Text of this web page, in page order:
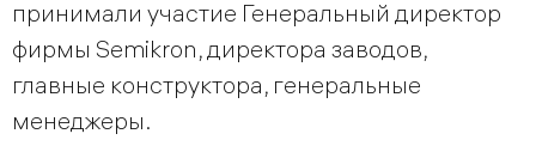
принимали участие Генеральный директор
фирмы Semikron, директора заводов,
главные конструктора, генеральные
менеджеры.